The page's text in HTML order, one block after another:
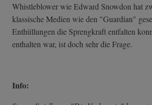
Whistleblower wie Edward Snowdon hat
klassische Medien wie den "Guardian"
Enthüllungen die Sprengkraft entfalten
enthalten war, ist doch sehr die Frage.
Info: